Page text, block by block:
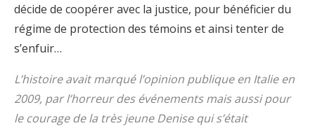
décide de coopérer avec la justice, pour bénéficier du
régime de protection des témoins et ainsi tenter de
s’enfuir…
L’histoire avait marqué l’opinion publique en Italie en
2009, par l’horreur des événements mais aussi pour
le courage de la très jeune Denise qui s’était